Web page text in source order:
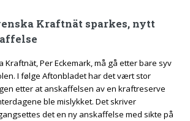
Kraftnät sparkes, nytt
Kraftnät, Per Eckemark, må gå etter bare syv
I følge Aftonbladet har det vært stor
etter at anskaffelsen av en kraftreserve
ble mislykket. Det skriver
det en ny anskaffelse med sikte på